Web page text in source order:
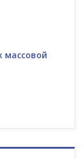
массовой